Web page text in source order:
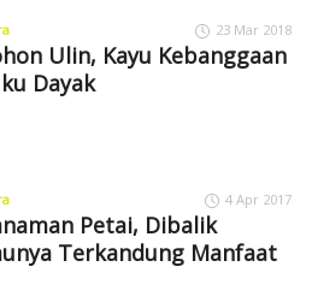
23 Mar 2018
Ulin, Kayu Kebanggaan
Dayak
4 Apr 2017
Petai, Dibalik
Terkandung Manfaat